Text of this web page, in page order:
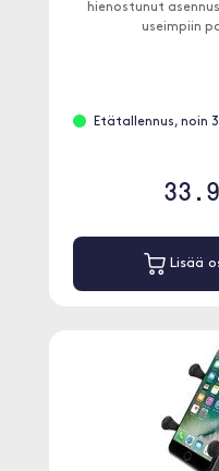
hienostunut
useimpiin
Etätallennus, noin
Lisää